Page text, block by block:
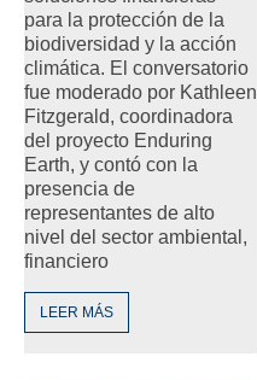
para la protección de la
biodiversidad y la acción
climática. El conversatorio
fue moderado por Kathleen
Fitzgerald, coordinadora
del proyecto Enduring
Earth, y contó con la
presencia de
representantes de alto
nivel del sector ambiental,
financiero
LEER MÁS